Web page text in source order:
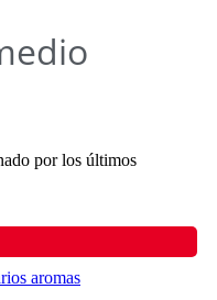
por los últimos